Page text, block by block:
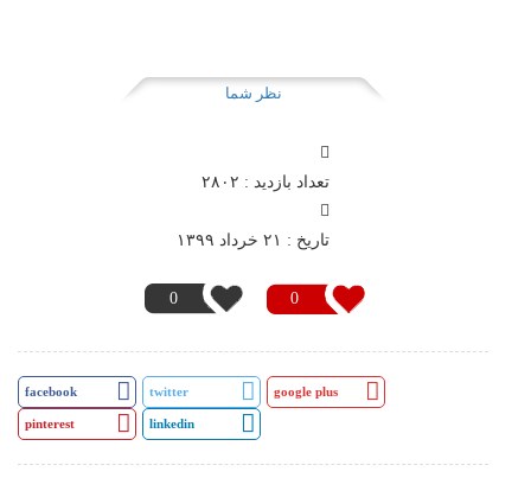
نظر شما
0
0
تعداد بازدید : ۲۸۰۲
تاريخ : ۲۱ خرداد ۱۳۹۹
facebook twitter google plus
pinterest linkedin